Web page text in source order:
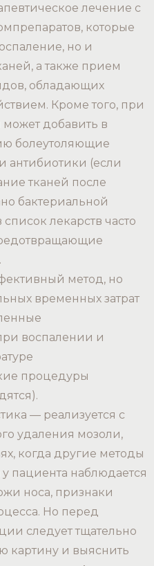
лечение с
которые
но и
а также прием
обладающих
Кроме того, при
добавить в
болеутоляющие
антибиотики (если
тканей после
бактериальной
лекарств часто
метод, но
временных затрат
воспалении и
процедуры
— реализуется с
удаления мозоли,
когда другие методы
у пациента наблюдается
носа, признаки
Но перед
следует тщательно
картину и выяснить